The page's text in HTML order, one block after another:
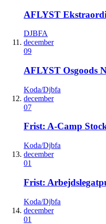
AFLYST
DJBFA
december
09
AFLYST Osgoods
Koda/Djbfa
december
07
Frist: A-Camp
Koda/Djbfa
december
01
Frist:
Koda/Djbfa
december
01